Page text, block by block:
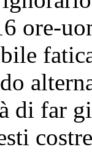
ore-
di far